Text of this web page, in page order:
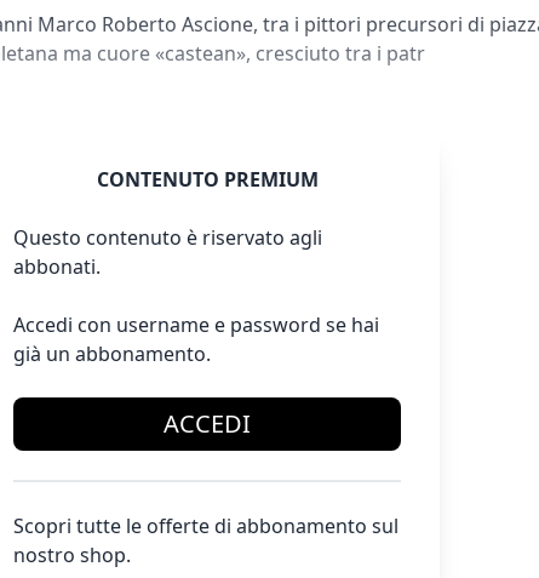
Marco Roberto Ascione, tra i pittori precursori di
ma cuore «castean», cresciuto tra i patr
CONTENUTO PREMIUM
Questo contenuto è riservato agli
abbonati.
Accedi con username e password se hai
già un abbonamento.
ACCEDI
Scopri tutte le offerte di abbonamento sul
nostro shop.